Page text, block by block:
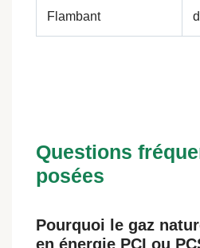
Flambant
Questions
posées
Pourquoi le gaz
en énergie PCI ou